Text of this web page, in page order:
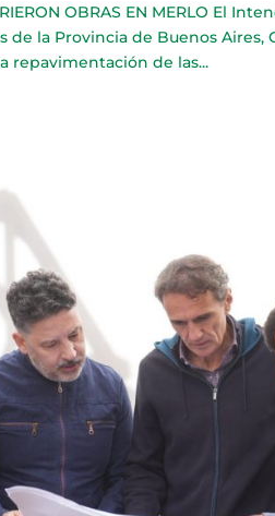
OBRAS EN MERLO El
de la Provincia de Buenos Aires,
repavimentación de las...